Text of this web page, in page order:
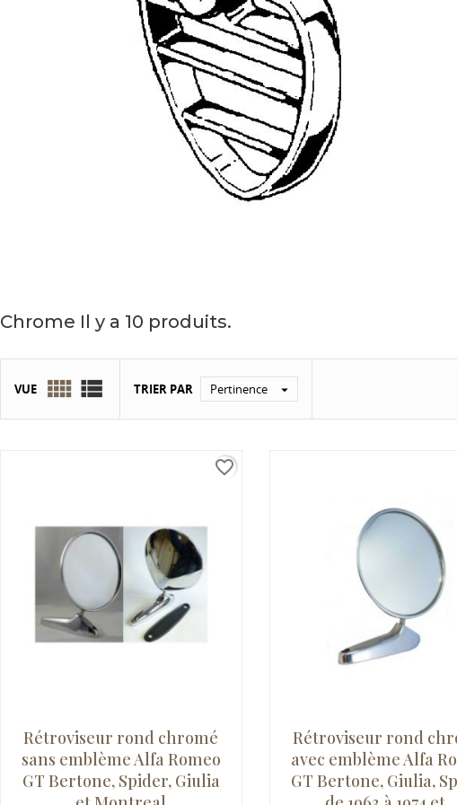
Chrome Il y a 10 produits.
VUE   TRIER PAR Pertinence 
Rétroviseur rond chromé
sans emblème Alfa Romeo
GT Bertone, Spider, Giulia
favorite_border
Rétroviseur rond
avec emblème Alfa
GT Bertone, Giulia,